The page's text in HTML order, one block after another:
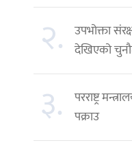
२. उपभोक्ता
देखिएको
३.
परराष्ट्र
पक्राउ